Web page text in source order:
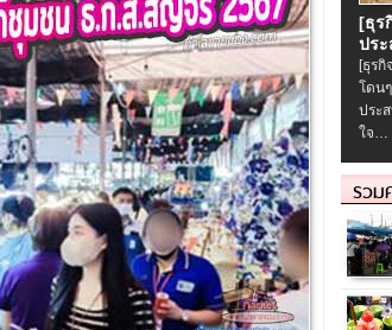
[ธุร
ปร
[ธุรกิ
โดน
ประ
ใจ…
รวม